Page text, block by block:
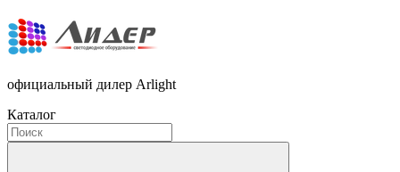
официальный дилер Arlight
Каталог